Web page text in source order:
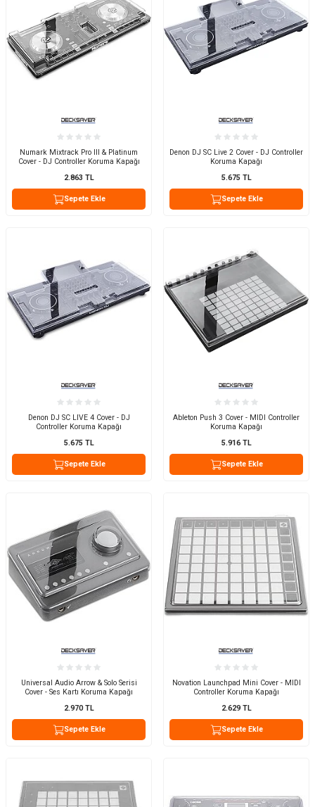
Numark Mixtrack Pro III & Platinum
Cover - DJ Controller Koruma Kapağı
2.863 TL
Sepete Ekle
Denon DJ SC Live 2 Cover - DJ Controller
Koruma Kapağı
5.675TL
Sepete Ekle
Denon DJ SC LIVE 4 Cover - DJ
Controller Koruma Kapağı
5.675TL
Sepete Ekle
Ableton Push 3 Cover - MIDI Controller
Koruma Kapağı
5.916TL
Sepete Ekle
Universal Audio Arrow & Solo Serisi
Cover - Ses Kartı Koruma Kapağı
2.970TL
Sepete Ekle
Novation Launchpad Mini Cover - MIDI
Controller Koruma Kapağı
2.629TL
Sepete Ekle